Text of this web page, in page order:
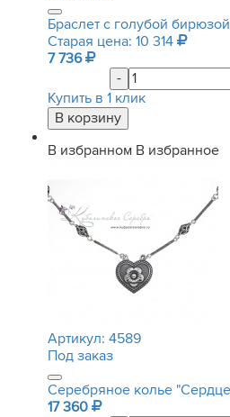
Браслет с голубой бирюзой
Старая цена: 10 314
7 736
-
Купить в 1 клик
В избранном В избранное
Артикул: 4589
Под заказ
Серебряное колье
17 360